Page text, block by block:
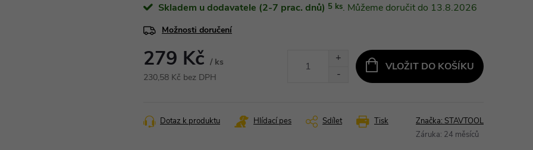
Skladem u dodavatele (2-7 prac. dnů) 5 ks 13.8.2026
Možnosti doručení
279 Kč / ks
230,58 Kč bez DPH
VLOŽIT DO KOŠÍKU
Tisk
Dotaz k produktu Hlídací pes Sdílet Značka: STAVTOOL
Záruka: 24 měsíců